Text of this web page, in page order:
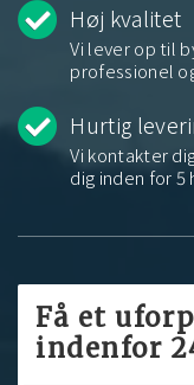
Høj kvalitet
Vi lever op til
professionel
Hurtig
Vi kontakter
dig inden for 5
Få et
indenfor